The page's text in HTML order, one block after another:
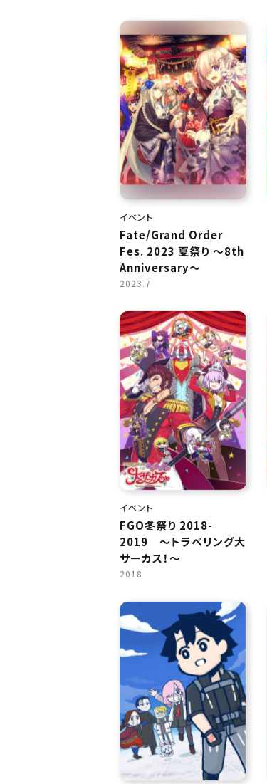
イベント
Fate/Grand Order
Fes. 2023 夏祭り ～8th
Anniversary～
2023.7
イベント
FGO冬祭り 2018-
2019 ～トラベリング大
サーカス！～
2018